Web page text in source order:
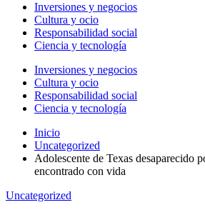
Inversiones y negocios
Cultura y ocio
Responsabilidad social
Ciencia y tecnología
Inversiones y negocios
Cultura y ocio
Responsabilidad social
Ciencia y tecnología
Inicio
Uncategorized
Adolescente de Texas desaparecido
encontrado con vida
Uncategorized